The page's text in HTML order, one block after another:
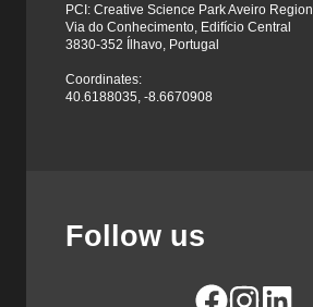
PCI: Creative Science Park Aveiro Region
Via do Conhecimento, Edifício Central
3830-352 Ílhavo, Portugal
Coordinates:
40.6188035, -8.6670908
Follow us